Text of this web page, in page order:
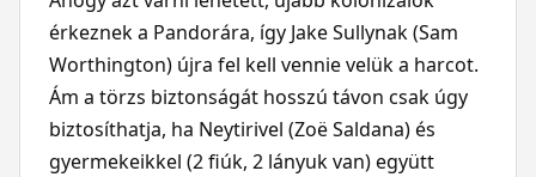
érkeznek a Pandorára, így Jake Sullynak (Sam
Worthington) újra fel kell vennie velük a harcot.
Ám a törzs biztonságát hosszú távon csak úgy
biztosíthatja, ha Neytirivel (Zoë Saldana) és
gyermekeikkel (2 fiúk, 2 lányuk van) együtt